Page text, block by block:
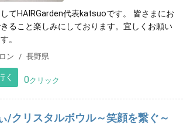
てHAIRGarden代表katsuoです。 皆さまにお
ること楽しみにしております。宜しくお願い
。
ン 長野県
く 0クリック
/クリスタルボウル～笑顔を繋ぐ～